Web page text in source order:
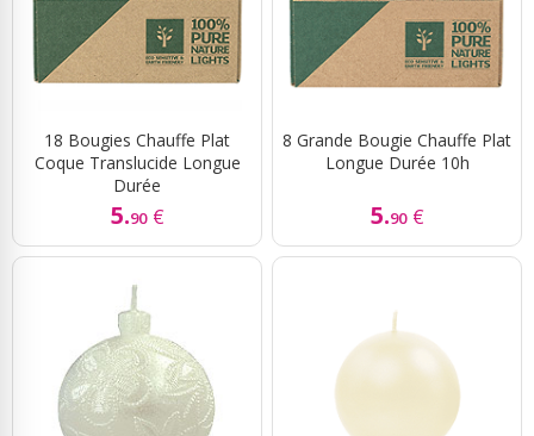
18 Bougies Chauffe Plat
Coque Translucide Longue
Durée
5.90 €
8 Grande Bougie Chauffe Plat
Longue Durée 10h
5.90 €